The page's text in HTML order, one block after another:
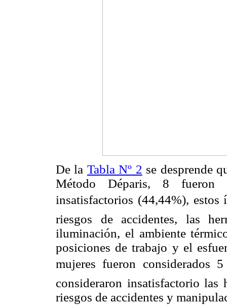
De la Tabla Nº 2 se desprende
Método Déparis, 8 fueron
insatisfactorios (44,44%),
riesgos de accidentes, las
iluminación, el ambiente
posiciones de trabajo y el
mujeres fueron considerados
consideraron insatisfactorio
riesgos de accidentes y